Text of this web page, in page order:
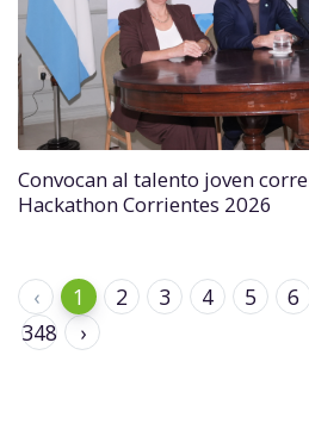
Convocan al talento joven
Hackathon Corrientes 2026
‹ 1 2 3 4 5 6
348
›